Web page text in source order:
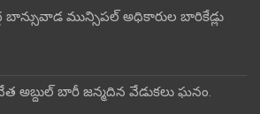
బాన్సువాడ మున్సిపల్ అధికారుల బారికేడ్లు
అబ్దుల్ బారీ జన్మదిన వేడుకలు ఘనం.